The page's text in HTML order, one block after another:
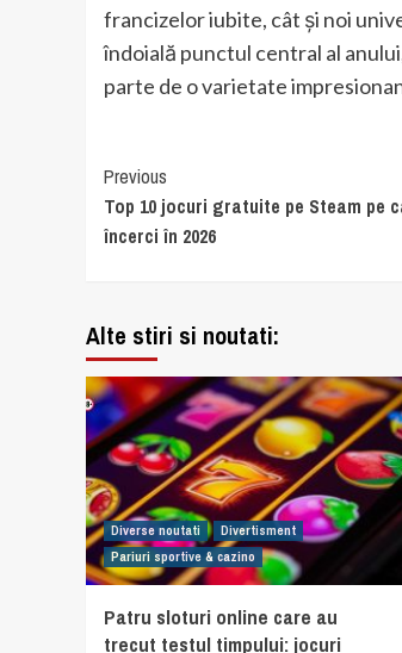
francizelor iubite, cât și noi
îndoială punctul central al
parte de o varietate
Continue
Reading
Previous
Top 10 jocuri gratuite pe Steam pe
încerci în 2026
Alte stiri si noutati:
Diverse noutati
Divertisment
Pariuri sportive & cazino
Patru sloturi online care au
trecut testul timpului: jocuri